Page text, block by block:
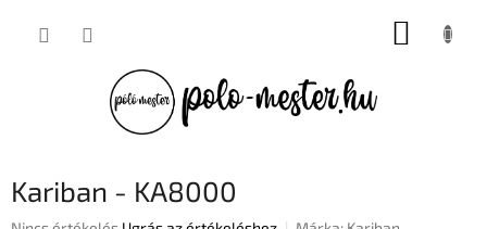
KOSÁR
Kariban - KA8000